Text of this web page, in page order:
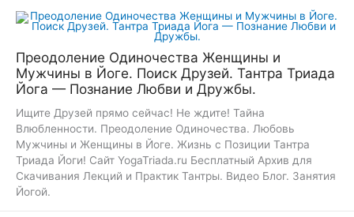
Перейти
Преодоление Одиночества Женщины и
Мужчины в Йоге. Поиск Друзей. Тантра Триада
Йога — Познание Любви и Дружбы.
Ищите Друзей прямо сейчас! Не ждите! Тайна
Влюбленности. Преодоление Одиночества. Любовь
Мужчины и Женщины в Йоге. Жизнь с Позиции Тантра
Триада Йоги! Сайт YogaTriada.ru Бесплатный Архив для
Скачивания Лекций и Практик Тантры. Видео Блог. Занятия
Йогой.